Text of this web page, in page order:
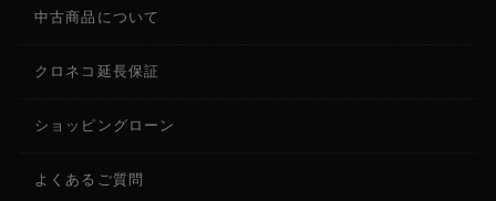
中古商品について
クロネコ延長保証
ショッピングローン
よくあるご質問